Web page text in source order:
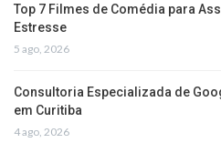
Top 7 Filmes de Comédia para
Estresse
5 ago, 2026
Consultoria Especializada de
em Curitiba
4 ago, 2026